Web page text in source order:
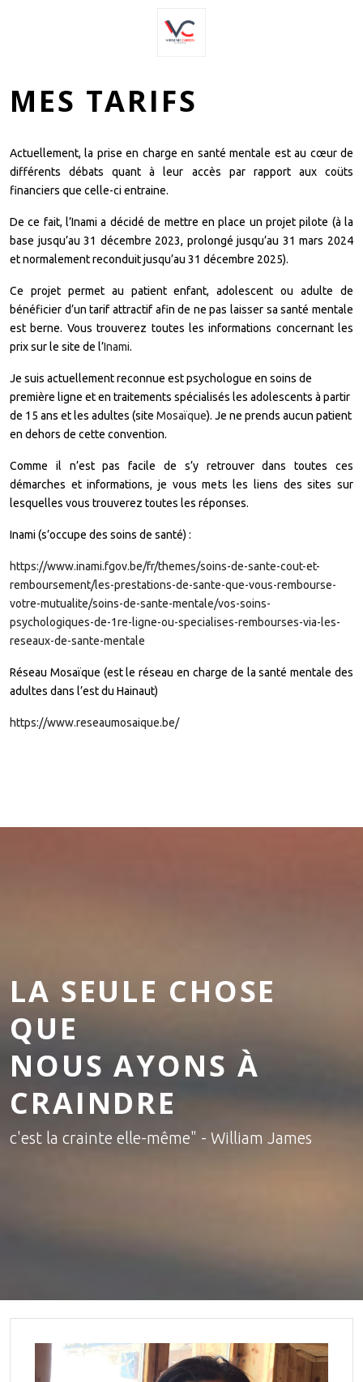
MES TARIFS
Actuellement, la prise en charge en santé mentale est au cœur de
différents débats quant à leur accès par rapport aux coüts
financiers que celle-ci entraine.
De ce fait, l’Inami a décidé de mettre en place un projet pilote (à la
base jusqu’au 31 décembre 2023, prolongé jusqu’au 31 mars 2024
et normalement reconduit jusqu’au 31 décembre 2025).
Ce projet permet au patient enfant, adolescent ou adulte de
bénéficier d’un tarif attractif afin de ne pas laisser sa santé mentale
est berne. Vous trouverez toutes les informations concernant les
prix sur le site de l’Inami.
Je suis actuellement reconnue est psychologue en soins de
première ligne et en traitements spécialisés les adolescents à partir
de 15 ans et les adultes (site Mosaïque). Je ne prends aucun patient
en dehors de cette convention.
Comme il n’est pas facile de s’y retrouver dans toutes ces
démarches et informations, je vous mets les liens des sites sur
lesquelles vous trouverez toutes les réponses.
Inami (s’occupe des soins de santé) :
https://www.inami.fgov.be/fr/themes/soins-de-sante-cout-et-
remboursement/les-prestations-de-sante-que-vous-rembourse-
votre-mutualite/soins-de-sante-mentale/vos-soins-
psychologiques-de-1re-ligne-ou-specialises-rembourses-via-les-
reseaux-de-sante-mentale
Réseau Mosaïque (est le réseau en charge de la santé mentale des
adultes dans l’est du Hainaut)
https://www.reseaumosaique.be/
LA SEULE CHOSE
QUE
NOUS AYONS À
CRAINDRE
c'est la crainte elle-même" - William James